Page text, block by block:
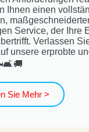
Ihnen einen
Service, der Ihre
Verlassen
unsere erprobte
Sie Mehr >